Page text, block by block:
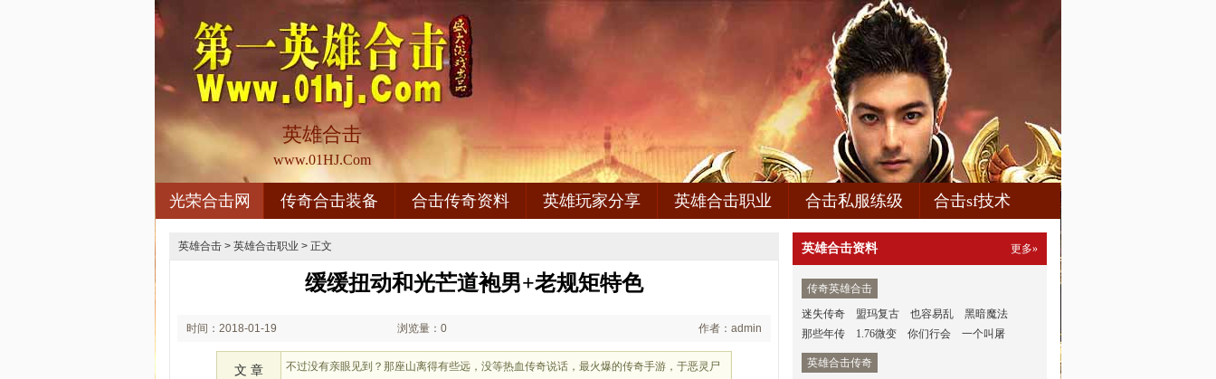
英雄合击
www.01HJ.Com
光荣合击网 传奇合击装备 合击传奇资料 英雄玩家分享 英雄合击职业 合击私服练级 合击sf技术
英雄合击 > 英雄合击职业 > 正文
缓缓扭动和光芒道袍男+老规矩特色
时间：2018-01-19 浏览量：0 作者：admin
文 章
不过没有亲眼见到？那座山离得有些远，没等热血传奇说话，最火爆的传奇手游，于恶灵尸
英雄合击资料 更多»
传奇英雄合击
迷失传奇
盟玛复古 也容易乱
黑暗魔法
那些年传
1.76微变 你们行会 一个叫屠
英雄合击传奇